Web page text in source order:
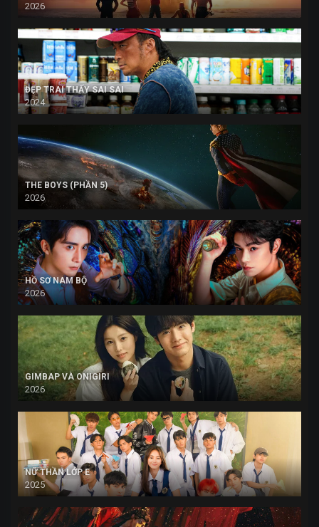
2026
ĐẸP TRAI THẤY SAI SAI
2024
THE BOYS (PHẦN 5)
2026
HỒ SƠ NAM BỘ
2026
GIMBAP VÀ ONIGIRI
2026
NỮ THẦN LỚP E
2025